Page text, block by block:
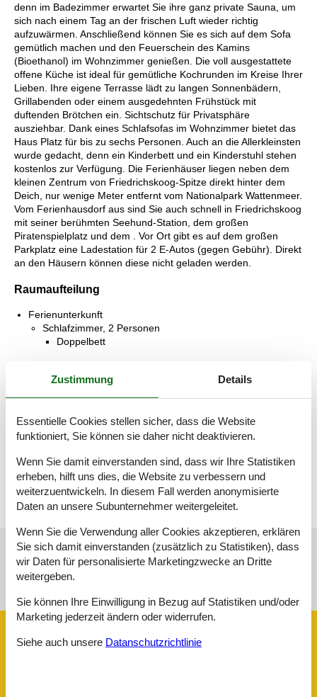
denn im Badezimmer erwartet Sie ihre ganz private Sauna, um
sich nach einem Tag an der frischen Luft wieder richtig
aufzuwärmen. Anschließend können Sie es sich auf dem Sofa
gemütlich machen und den Feuerschein des Kamins
(Bioethanol) im Wohnzimmer genießen. Die voll ausgestattete
offene Küche ist ideal für gemütliche Kochrunden im Kreise Ihrer
Lieben. Ihre eigene Terrasse lädt zu langen Sonnenbädern,
Grillabenden oder einem ausgedehnten Frühstück mit
duftenden Brötchen ein. Sichtschutz für Privatsphäre
ausziehbar. Dank eines Schlafsofas im Wohnzimmer bietet das
Haus Platz für bis zu sechs Personen. Auch an die Allerkleinsten
wurde gedacht, denn ein Kinderbett und ein Kinderstuhl stehen
kostenlos zur Verfügung. Die Ferienhäuser liegen neben dem
kleinen Zentrum von Friedrichskoog-Spitze direkt hinter dem
Deich, nur wenige Meter entfernt vom Nationalpark Wattenmeer.
Vom Ferienhausdorf aus sind Sie auch schnell in Friedrichskoog
mit seiner berühmten Seehund-Station, dem großen
Piratenspielplatz und dem . Vor Ort gibt es auf dem großen
Parkplatz eine Ladestation für 2 E-Autos (gegen Gebühr). Direkt
an den Häusern können diese nicht geladen werden.
Raumaufteilung
Ferienunterkunft
Schlafzimmer, 2 Personen
Doppelbett
Doppelbett
WC mit warmem und kaltem Wasser, Dusche
Offene Terrasse
Siehe Häuser nebenan
Ausstattung
Zustimmung Details
Essentielle Cookies stellen sicher, dass die Website
funktioniert, Sie können sie daher nicht deaktivieren.
Wenn Sie damit einverstanden sind, dass wir Ihre Statistiken
erheben, hilft uns dies, die Website zu verbessern und
weiterzuentwickeln. In diesem Fall werden anonymisierte
Daten an unsere Subunternehmer weitergeleitet.
Wenn Sie die Verwendung aller Cookies akzeptieren, erklären
Sie sich damit einverstanden (zusätzlich zu Statistiken), dass
wir Daten für personalisierte Marketingzwecke an Dritte
weitergeben.
Sie können Ihre Einwilligung in Bezug auf Statistiken und/oder
Marketing jederzeit ändern oder widerrufen.
Siehe auch unsere Datanschutzrichtlinie